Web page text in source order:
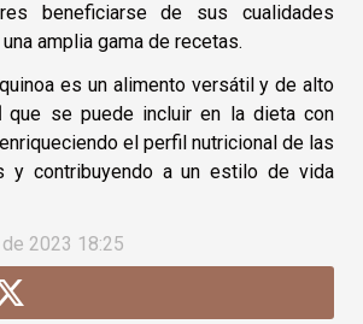
beneficiarse de sus cualidades
amplia gama de recetas.
es un alimento versátil y de alto
que se puede incluir en la dieta con
el perfil nutricional de las
y contribuyendo a un estilo de vida
2023 18:25